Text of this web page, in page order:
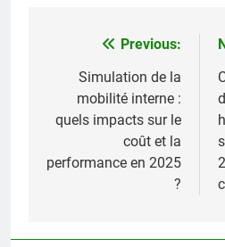
Navigation
l’article
Previous:
Simulation de la
mobilité interne :
quels impacts sur le
coût et la
performance en 2025
?